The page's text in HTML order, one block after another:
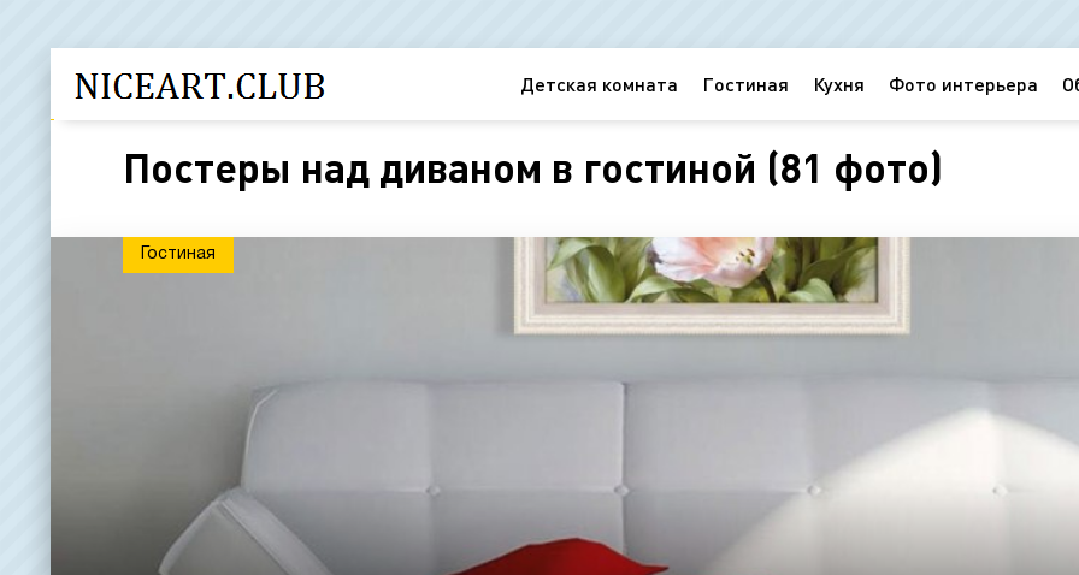
Детская комната Гостиная Кухня Фото интерьера
Постеры над диваном в гостиной (81 фото)
Гостиная